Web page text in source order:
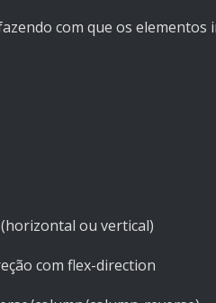
com que os
ou vertical)
com flex-direction